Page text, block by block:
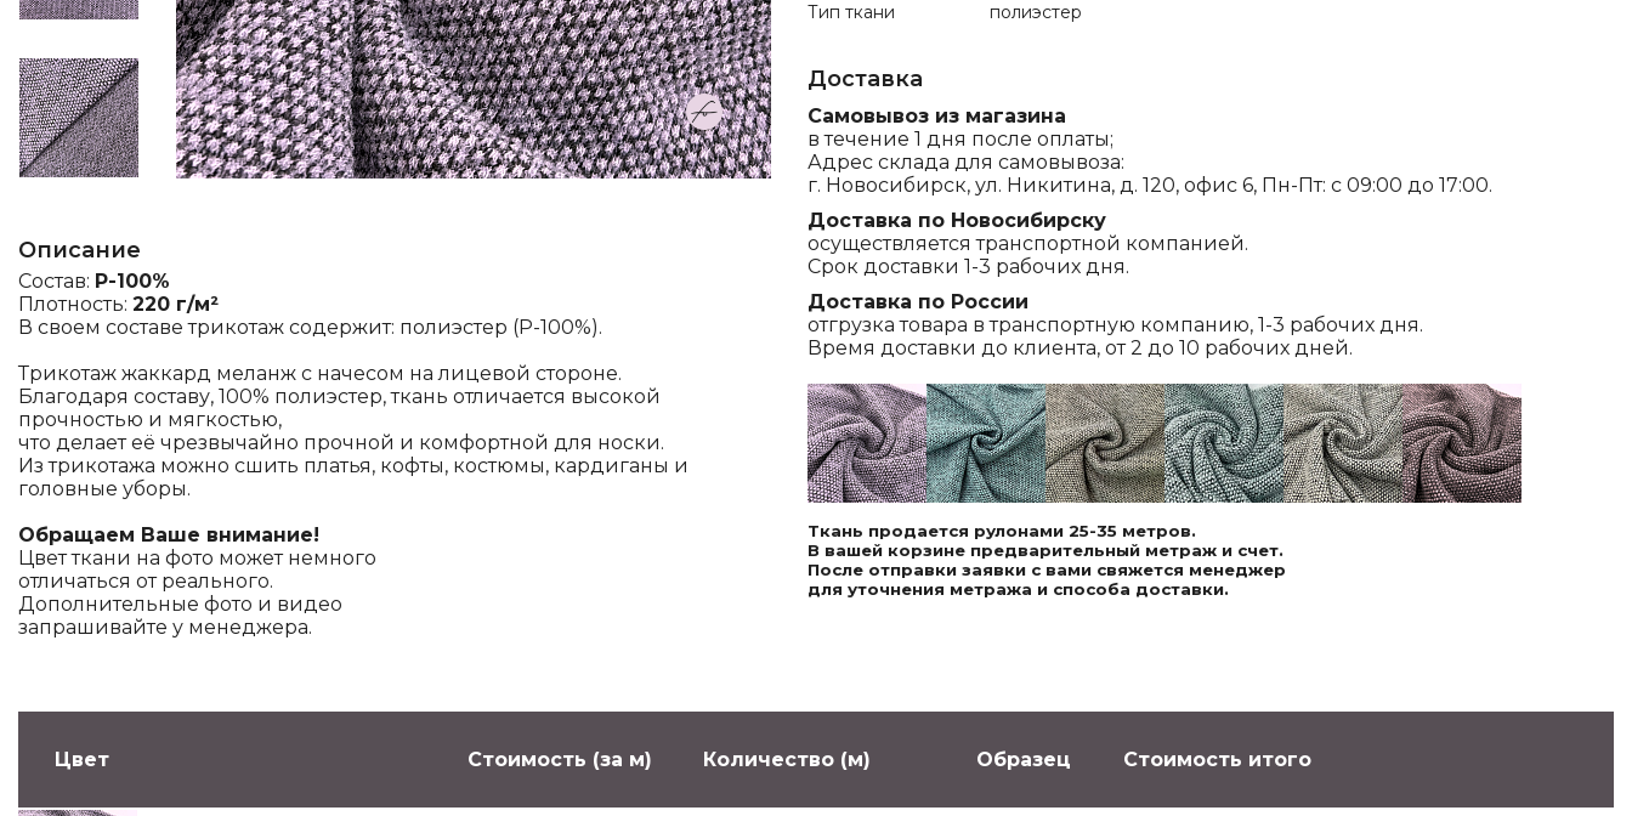
Описание
Состав: P-100%
Плотность: 220 г/м²
В своем составе трикотаж содержит: полиэстер (P-100%).
Трикотаж жаккард меланж с начесом на лицевой стороне.
Благодаря составу, 100% полиэстер, ткань отличается высокой
прочностью и мягкостью,
что делает её чрезвычайно прочной и комфортной для носки.
Из трикотажа можно сшить платья, кофты, костюмы, кардиганы и
головные уборы.
Обращаем Ваше внимание!
Цвет ткани на фото может немного
отличаться от реального.
Дополнительные фото и видео
запрашивайте у менеджера.
Тип ткани полиэстер
Доставка
Самовывоз из магазина
в течение 1 дня после оплаты;
Адрес склада для самовывоза:
г. Новосибирск, ул. Никитина, д. 120, офис 6, Пн-Пт: с 09:00 до 17:00.
Доставка по Новосибирску
осуществляется транспортной компанией.
Срок доставки 1-3 рабочих дня.
Доставка по России
отгрузка товара в транспортную компанию, 1-3 рабочих дня.
Время доставки до клиента, от 2 до 10 рабочих дней.
Ткань продается рулонами 25-35 метров.
В вашей корзине предварительный метраж и счет.
После отправки заявки с вами свяжется менеджер
для уточнения метража и способа доставки.
Цвет Стоимость (за м) Количество (м) Образец Стоимость итого